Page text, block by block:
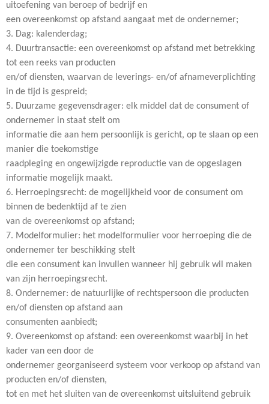
uitoefening van beroep of bedrijf en
een overeenkomst op afstand aangaat met de ondernemer;
3. Dag: kalenderdag;
4. Duurtransactie: een overeenkomst op afstand met betrekking
tot een reeks van producten
en/of diensten, waarvan de leverings- en/of afnameverplichting
in de tijd is gespreid;
5. Duurzame gegevensdrager: elk middel dat de consument of
ondernemer in staat stelt om
informatie die aan hem persoonlijk is gericht, op te slaan op een
manier die toekomstige
raadpleging en ongewijzigde reproductie van de opgeslagen
informatie mogelijk maakt.
6. Herroepingsrecht: de mogelijkheid voor de consument om
binnen de bedenktijd af te zien
van de overeenkomst op afstand;
7. Modelformulier: het modelformulier voor herroeping die de
ondernemer ter beschikking stelt
die een consument kan invullen wanneer hij gebruik wil maken
van zijn herroepingsrecht.
8. Ondernemer: de natuurlijke of rechtspersoon die producten
en/of diensten op afstand aan
consumenten aanbiedt;
9. Overeenkomst op afstand: een overeenkomst waarbij in het
kader van een door de
ondernemer georganiseerd systeem voor verkoop op afstand van
producten en/of diensten,
tot en met het sluiten van de overeenkomst uitsluitend gebruik